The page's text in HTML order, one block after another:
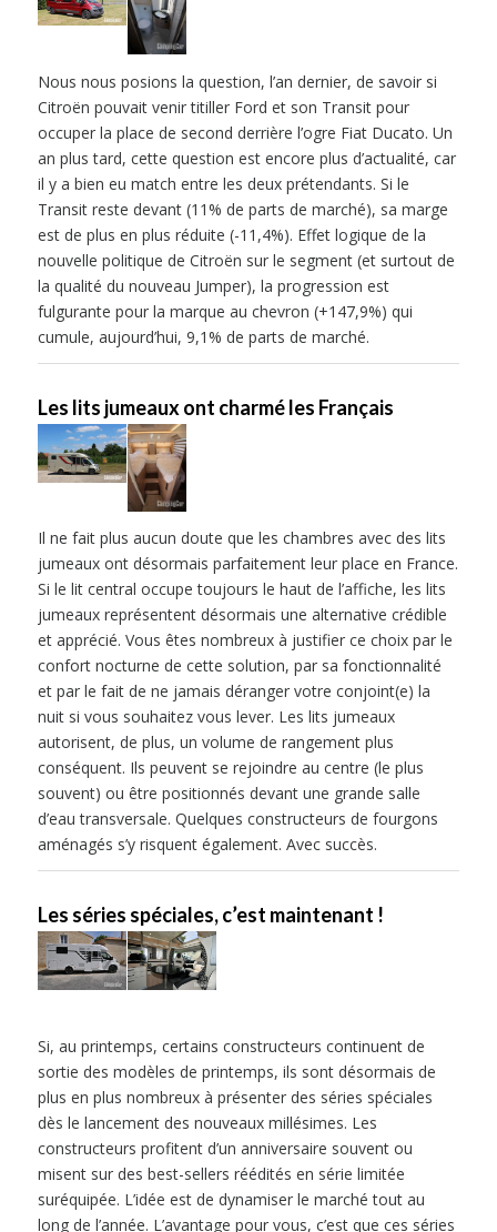
Nous nous posions la question, l’an dernier, de savoir si
Citroën pouvait venir titiller Ford et son Transit pour
occuper la place de second derrière l’ogre Fiat Ducato. Un
an plus tard, cette question est encore plus d’actualité, car
il y a bien eu match entre les deux prétendants. Si le
Transit reste devant (11% de parts de marché), sa marge
est de plus en plus réduite (-11,4%). Effet logique de la
nouvelle politique de Citroën sur le segment (et surtout de
la qualité du nouveau Jumper), la progression est
fulgurante pour la marque au chevron (+147,9%) qui
cumule, aujourd’hui, 9,1% de parts de marché.
Les lits jumeaux ont charmé les Français
Il ne fait plus aucun doute que les chambres avec des lits
jumeaux ont désormais parfaitement leur place en France.
Si le lit central occupe toujours le haut de l’affiche, les lits
jumeaux représentent désormais une alternative crédible
et apprécié. Vous êtes nombreux à justifier ce choix par le
confort nocturne de cette solution, par sa fonctionnalité
et par le fait de ne jamais déranger votre conjoint(e) la
nuit si vous souhaitez vous lever. Les lits jumeaux
autorisent, de plus, un volume de rangement plus
conséquent. Ils peuvent se rejoindre au centre (le plus
souvent) ou être positionnés devant une grande salle
d’eau transversale. Quelques constructeurs de fourgons
aménagés s’y risquent également. Avec succès.
Les séries spéciales, c’est maintenant !
Si, au printemps, certains constructeurs continuent de
sortie des modèles de printemps, ils sont désormais de
plus en plus nombreux à présenter des séries spéciales
dès le lancement des nouveaux millésimes. Les
constructeurs profitent d’un anniversaire souvent ou
misent sur des best-sellers réédités en série limitée
suréquipée. L’idée est de dynamiser le marché tout au
long de l’année. L’avantage pour vous, c’est que ces séries